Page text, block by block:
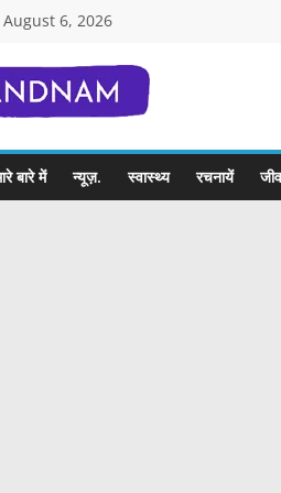
6, 2026
बारे में न्यूज़. स्वास्थ्य रचनायें